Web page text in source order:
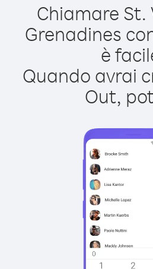
Chiamare St.
Grenadines
è
Quando avrai
Out,